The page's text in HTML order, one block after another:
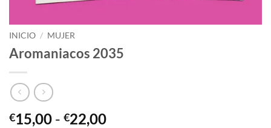
INICIO / MUJER
Aromaniacos 2035
€15,00 - €22,00Rango